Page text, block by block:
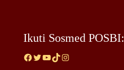
Ikuti Sosmed POSBI:
Facebook Twitter YouTube TikTok Instagram